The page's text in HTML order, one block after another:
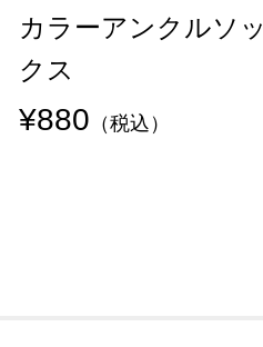
カラーアンクルソッ
クス
¥880 （税込）